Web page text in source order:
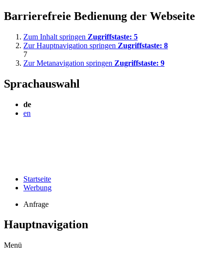
Barrierefreie Bedienung der Webseite
Zum Inhalt springen Zugriffstaste: 5
Zur Hauptnavigation springen Zugriffstaste: 8
7
Zur Metanavigation springen Zugriffstaste: 9
Sprachauswahl
de
en
Startseite
Werbung
Anfrage
Hauptnavigation
Menü